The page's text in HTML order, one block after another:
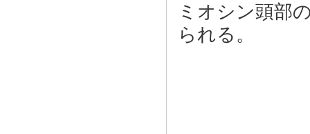
ミオシン頭部
られる。